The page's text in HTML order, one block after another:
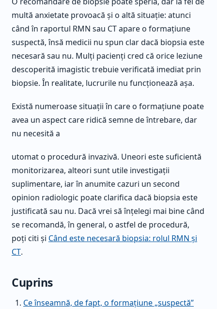
multă anxietate provoacă și o altă situație: atunci
când în raportul RMN sau CT apare o formațiune
suspectă, însă medicii nu spun clar dacă biopsia este
necesară sau nu. Mulți pacienți cred că orice leziune
descoperită imagistic trebuie verificată imediat prin
biopsie. În realitate, lucrurile nu funcționează așa.
Există numeroase situații în care o formațiune poate
avea un aspect care ridică semne de întrebare, dar
nu necesită a
utomat o procedură invazivă. Uneori este suficientă
monitorizarea, alteori sunt utile investigații
suplimentare, iar în anumite cazuri un second
opinion radiologic poate clarifica dacă biopsia este
justificată sau nu. Dacă vrei să înțelegi mai bine când
se recomandă, în general, o astfel de procedură,
poți citi și Când este necesară biopsia: rolul RMN și
CT.
Cuprins
Ce înseamnă, de fapt, o formațiune „suspectă”